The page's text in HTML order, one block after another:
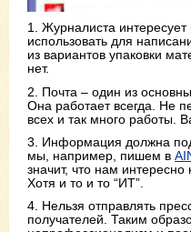
1. Журналиста
использовать для
из вариантов упаковки
нет.
2. Почта – один из
Она работает всегда. Не
всех и так много работы.
3. Информация должна
мы, например, пишем в
значит, что нам
Хотя и то и то “ИТ”.
4. Нельзя отправлять
получателей. Таким